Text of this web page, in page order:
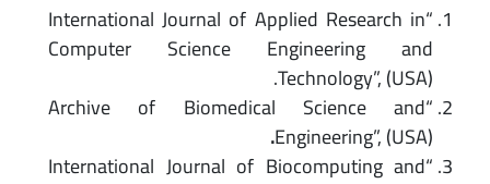
“International Journal of Applied Research in
Computer Science Engineering and
Technology”, (USA).
“Archive of Biomedical Science and
Engineering”, (USA)
.
“International Journal of Biocomputing and